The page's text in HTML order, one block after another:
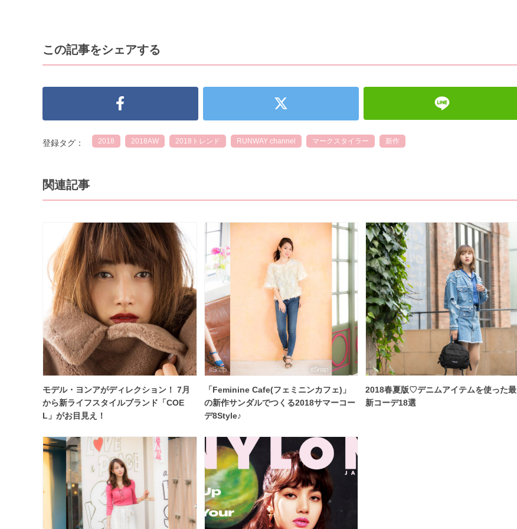
この記事をシェアする
登録タグ： 2018 2018AW 2018トレンド RUNWAY channel マークスタイラー 新作
関連記事
モデル・ヨンアがディレクション！ 7月
から新ライフスタイルブランド「COE
L」がお目見え！
「Feminine Cafe(フェミニンカフェ)」
の新作サンダルでつくる2018サマーコー
デ8Style♪
2018春夏版♡デニムアイテムを使った最
新コーデ18選